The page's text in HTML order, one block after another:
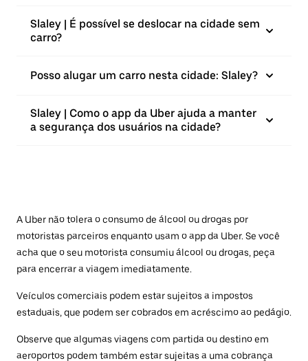
Slaley | É possível se deslocar na cidade sem
carro?
Posso alugar um carro nesta cidade: Slaley?
Slaley | Como o app da Uber ajuda a manter
a segurança dos usuários na cidade?
A Uber não tolera o consumo de álcool ou drogas por
motoristas parceiros enquanto usam o app da Uber. Se você
acha que o seu motorista consumiu álcool ou drogas, peça
para encerrar a viagem imediatamente.
Veículos comerciais podem estar sujeitos a impostos
estaduais, que podem ser cobrados em acréscimo ao pedágio.
Observe que algumas viagens com partida ou destino em
aeroportos podem também estar sujeitas a uma cobrança